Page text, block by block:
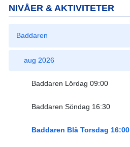
NIVÅER & AKTIVITETER
Baddaren
aug 2026
Baddaren Lördag 09:00
Baddaren Söndag 16:30
Baddaren Blå Torsdag 16:00